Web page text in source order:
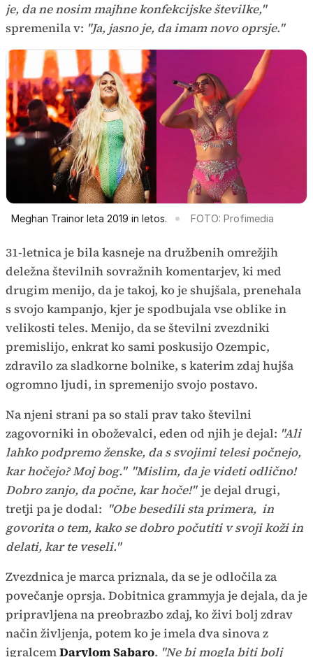
je, da ne nosim majhne konfekcijske številke,"
spremenila v: "Ja, jasno je, da imam novo oprsje."
Meghan Trainor leta 2019 in letos. FOTO: Profimedia
31-letnica je bila kasneje na družbenih omrežjih
deležna številnih sovražnih komentarjev, ki med
drugim menijo, da je takoj, ko je shujšala, prenehala
s svojo kampanjo, kjer je spodbujala vse oblike in
velikosti teles. Menijo, da se številni zvezdniki
premislijo, enkrat ko sami poskusijo Ozempic,
zdravilo za sladkorne bolnike, s katerim zdaj hujša
ogromno ljudi, in spremenijo svojo postavo.
Na njeni strani pa so stali prav tako številni
zagovorniki in oboževalci, eden od njih je dejal: "Ali
lahko podpremo ženske, da s svojimi telesi počnejo,
kar hočejo? Moj bog." "Mislim, da je videti odlično!
Dobro zanjo, da počne, kar hoče!" je dejal drugi,
tretji pa je dodal: "Obe besedili sta primera, in
govorita o tem, kako se dobro počutiti v svoji koži in
delati, kar te veseli."
Zvezdnica je marca priznala, da se je odločila za
povečanje oprsja. Dobitnica grammyja je dejala, da je
pripravljena na preobrazbo zdaj, ko živi bolj zdrav
način življenja, potem ko je imela dva sinova z
igralcemDarylom Sabaro. "Ne bi mogla biti bolj